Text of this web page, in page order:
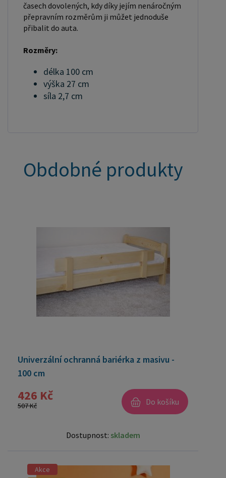
časech dovolených, kdy díky jejím nenáročným
přepravním rozměrům ji můžet jednoduše
přibalit do auta.
Rozměry:
délka 100 cm
výška 27 cm
síla 2,7 cm
Obdobné produkty
Univerzální ochranná bariérka z masivu -
100 cm
426 Kč
507 Kč Do košíku
Dostupnost: skladem
Akce